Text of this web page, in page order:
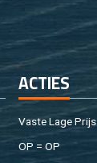
AC­TIES
Vaste Lage Prijs
OP = OP